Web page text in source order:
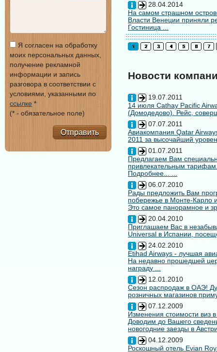
28.04.2014
На самом страшном
Власти Венеции приняли
Гостиница ...
Новости
19.07.2011
14 июля Cathay Pacific
(Домодедово). Рейс,
07.07.2011
Авиакомпания Qatar
2011 за высочайший
01.07.2011
Предлагаем Вам
привлекательным
Подробнее... ...
06.07.2010
Рады предложить Вам
побережье в Монте-Карло
Это самое панорамное и
20.04.2010
Приглашаем Вас в
Universal в Испании,
24.02.2010
Etihad Airways - лучшая
На недавно прошедшей
награду ...
12.01.2010
Сезон распродаж в ОАЭ!
розничных магазинов
07.12.2009
Изменения стоимости виз
Доводим до Вашего
новогодние заезды в
04.12.2009
Роскошный отель Evian
Я согласен на обработку
моих персональных данных,
получение рекламной
информации и запись
разговора в соответствии с
условиями, указанными по
ссылке *
(* - обязательное поле)
Отправить